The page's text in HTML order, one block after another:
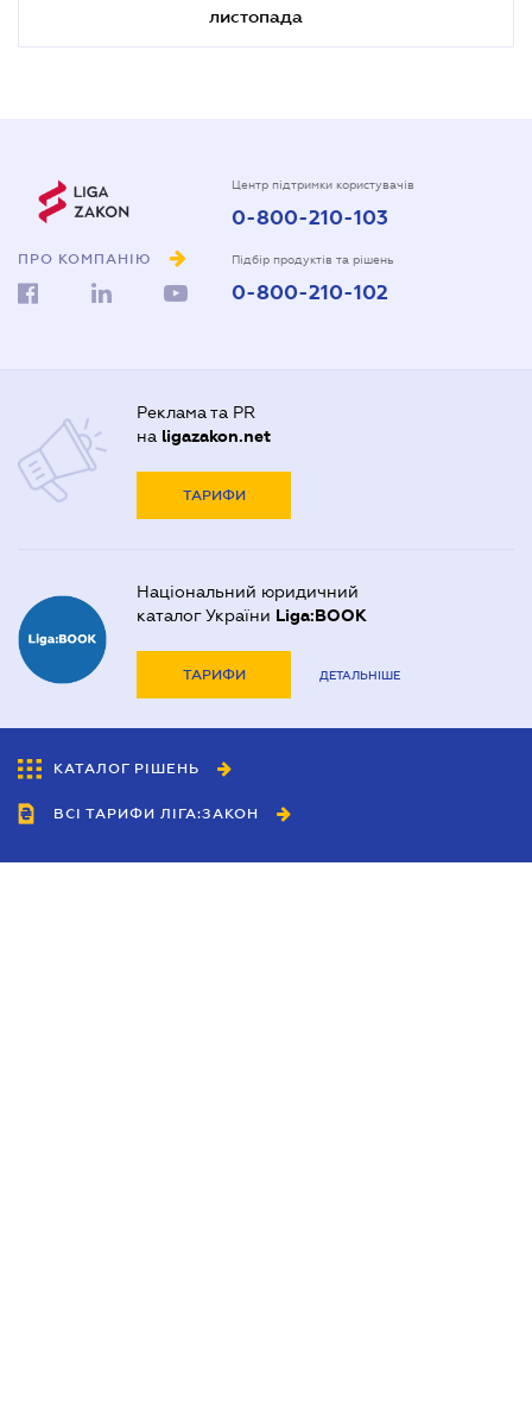
листопада
ПРО КОМПАНІЮ
Центр підтримки користувачів
0-800-210-103
Підбір продуктів та рішень
0-800-210-102
Реклама та PR
на ligazakon.net
ТАРИФИ
Національний юридичний
каталог України Liga:BOOK
ТАРИФИ ДЕТАЛЬНІШЕ
КАТАЛОГ РІШЕНЬ
ВСІ ТАРИФИ ЛІГА:ЗАКОН